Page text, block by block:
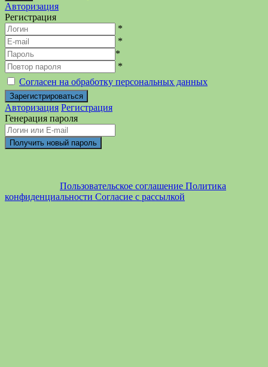
Авторизация
Регистрация
*
*
*
*
Согласен на обработку персональных данных
Авторизация Регистрация
Генерация пароля
Пользовательское соглашение Политика
конфиденциальности Согласие с рассылкой